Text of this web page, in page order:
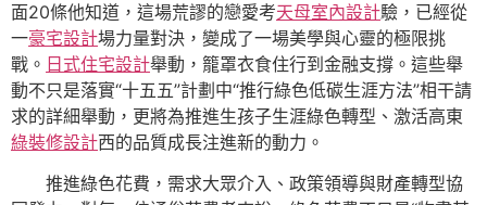
面20條他知道，這場荒謬的戀愛考天母室內設計驗，已經從
一豪宅設計場力量對決，變成了一場美學與心靈的極限挑
戰。 日式住宅設計舉動，籠罩衣食住行到金融支撐。這些舉
動不只是落實“十五五”計劃中“推行綠色低碳生涯方法”相干請
求的詳細舉動，更將為推進生孩子生涯綠色轉型、激活高東
綠裝修設計西的品質成長注進新的動力。
推進綠色花費，需求大眾介入、政策領導與財產轉型協